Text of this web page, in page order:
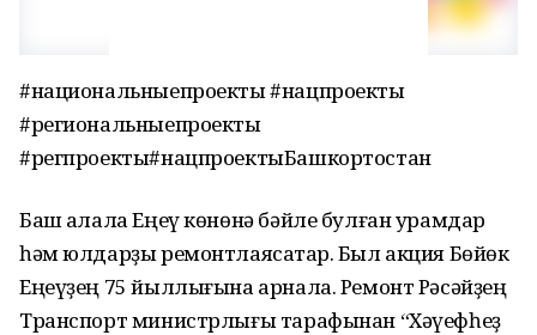
#национальныепроекты #нацпроекты
#региональныепроекты
#регпроекты#нацпроектыБашкортостан
Баш ҡалала Еңеү көнөнә бәйле булған урамдар
һәм юлдарҙы ремонтлаясаҡтар. Был акция Бөйөк
Еңеүҙең 75 йыллығына арнала. Ремонт Рәсәйҙең
Транспорт министрлығы тарафынан “Хәүефһеҙ